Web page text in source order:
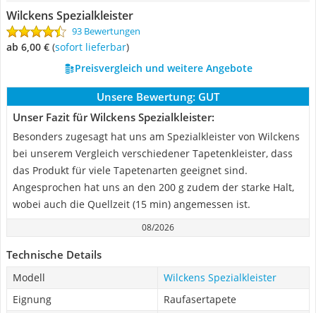
Wilckens Spezialkleister
93 Bewertungen
ab 6,00 € ( Sofort lieferbar)
Preisvergleich und weitere Angebote
Unsere Bewertung: GUT
Unser Fazit für Wilckens Spezialkleister:
Besonders zugesagt hat uns am Spezialkleister von Wilckens
bei unserem Vergleich verschiedener Tapetenkleister, dass
das Produkt für viele Tapetenarten geeignet sind.
Angesprochen hat uns an den 200 g zudem der starke Halt,
wobei auch die Quellzeit (15 min) angemessen ist.
08/2026
Technische Details
Modell
Wilckens Spezialkleister
Eignung
Raufasertapete